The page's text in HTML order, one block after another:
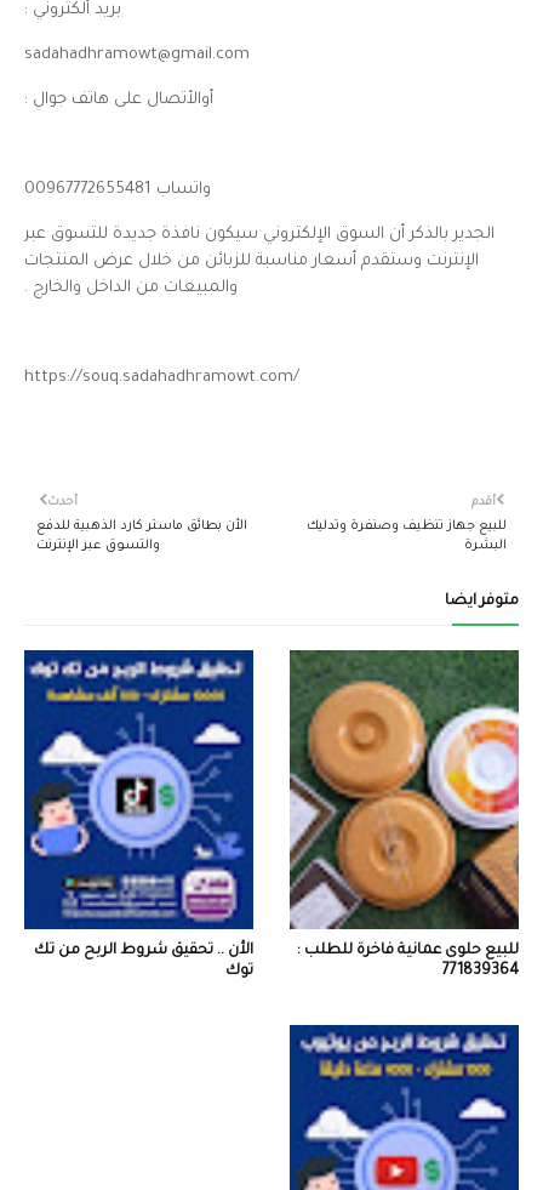
بريد ألكتروني :
sadahadhramowt@gmail.com
أوالأتصال على هاتف جوال :
واتساب 00967772655481
الجدير بالذكر أن السوق الإلكتروني سيكون نافذة جديدة للتسوق عبر
الإنترنت وستقدم أسعار مناسبة للزبائن من خلال عرض المنتجات
والمبيعات من الداخل والخارج .
https://souq.sadahadhramowt.com/
أحدث
الأن بطائق ماستر كارد الذهبية للدفع
والتسوق عبر الإنترنت
أقدم
للبيع جهاز تنظيف وصنفرة وتدليك
البشرة
متوفر ايضاً
للبيع حلوى عمانية فاخرة للطلب :
771839364
الأن .. تحقيق شروط الربح من تك
توك